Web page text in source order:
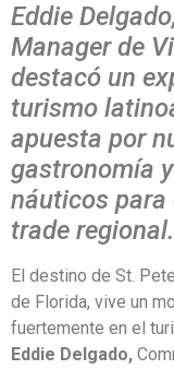
Eddie
Manager de
destacó un
turismo
apuesta por
gastronomía
náuticos
trade regional.
El destino de St.
de Florida, vive un
fuertemente en el
Eddie Delgado,